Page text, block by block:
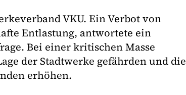
VKU. Ein Verbot von
Entlastung, antwortete ein
Bei einer kritischen Masse
der Stadtwerke gefährden und die
erhöhen.